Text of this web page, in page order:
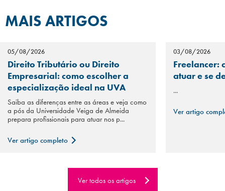
MAIS ARTIGOS
05/08/2026
Direito Tributário ou Direito
Empresarial: como escolher a
especialização ideal na UVA
Saiba as diferenças entre as áreas e veja como
a pós da Universidade Veiga de Almeida
prepara profissionais para atuar nos p...
Ver artigo completo
03/08/2026
Freelancer:
atuar e se
...
Ver artigo
Ver todos os artigos